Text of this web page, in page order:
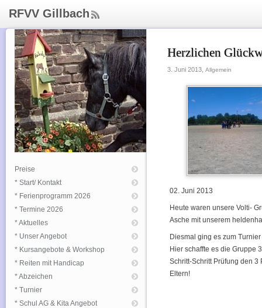
RFVV Gillbach
d
Rs
s
Herzlichen
3. Juni 2013, Allgemein
02. Juni 2013
Heute waren unsere Volti-
Asche mit unserem
Diesmal ging es zum
Hier schaffte es die Gruppe
Schritt-Schritt Prüfung den
Eltern!
Preise
* Start/ Kontakt
* Ferienprogramm 2026
* Termine 2026
* Aktuelles
* Unser Angebot
* Kursangebote & Workshop
* Reiten mit Handicap
* Abzeichen
* Turnier
* Schul AG & Kita Angebot